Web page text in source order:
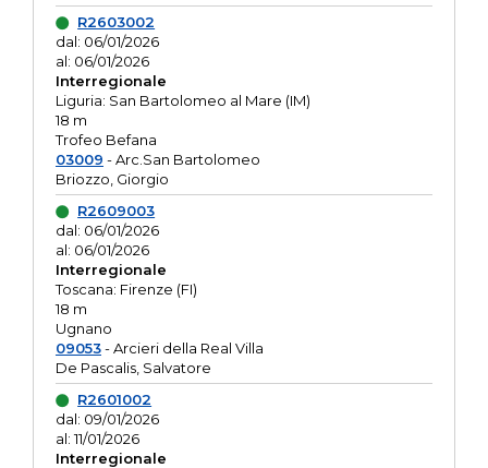
R2603002
dal: 06/01/2026
al: 06/01/2026
Interregionale
Liguria: San Bartolomeo al Mare (IM)
18 m
Trofeo Befana
03009 - Arc.San Bartolomeo
Briozzo, Giorgio
R2609003
dal: 06/01/2026
al: 06/01/2026
Interregionale
Toscana: Firenze (FI)
18 m
Ugnano
09053- Arcieri della Real Villa
De Pascalis, Salvatore
R2601002
dal: 09/01/2026
al: 11/01/2026
Interregionale